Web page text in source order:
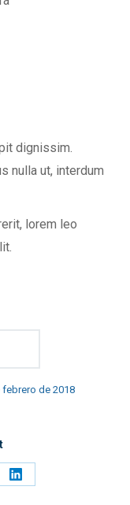
dignissim.
nulla ut, interdum
lorem leo
febrero de 2018
Share